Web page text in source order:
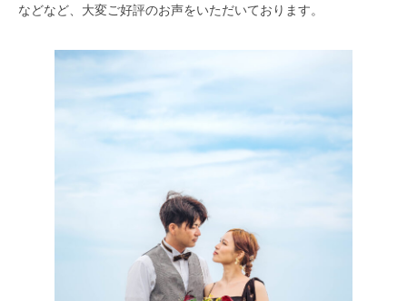
などなど、大変ご好評のお声をいただいております。